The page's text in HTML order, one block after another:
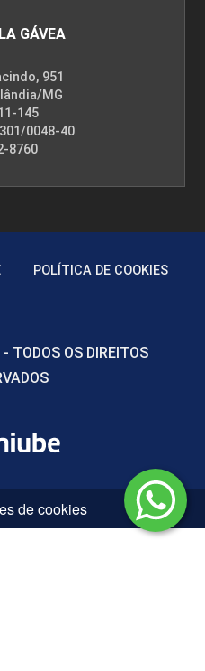
GÁVEA
951
MG
145
0048-40
8760
POLÍTICA DE COOKIES
TODOS OS DIREITOS
de cookies